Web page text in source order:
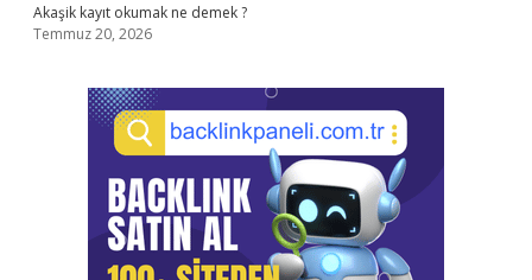
Akaşik kayıt okumak ne demek ?
Temmuz 20, 2026